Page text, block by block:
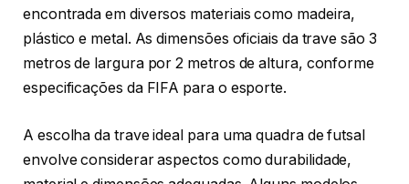
encontrada em diversos materiais como madeira,
plástico e metal. As dimensões oficiais da trave são 3
metros de largura por 2 metros de altura, conforme
especificações da FIFA para o esporte.
A escolha da trave ideal para uma quadra de futsal
envolve considerar aspectos como durabilidade,